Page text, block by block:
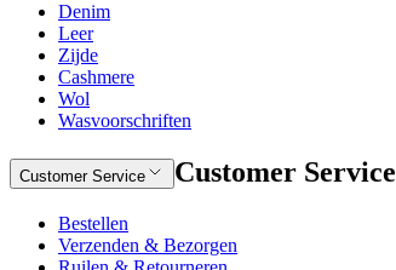
Denim
Leer
Zijde
Cashmere
Wol
Wasvoorschriften
Customer Service Customer Service
Bestellen
Verzenden & Bezorgen